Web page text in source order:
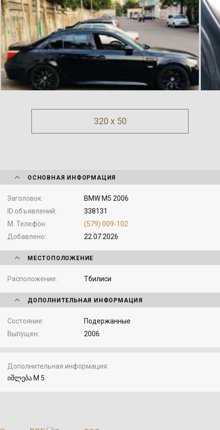
320 x 50
ОСНОВНАЯ ИНФОРМАЦИЯ
Заголовок
BMW M5 2006
ID объявлений
338131
М. Телефон
(579) 009-102
Добавлено
22.07.2026
МЕСТОПОЛОЖЕНИЕ
Расположение Тбилиси
ДОПОЛНИТЕЛЬНАЯ ИНФОРМАЦИЯ
Состояние
Подержанные
Выпущен
2006
Дополнительная информация
იშლება M 5